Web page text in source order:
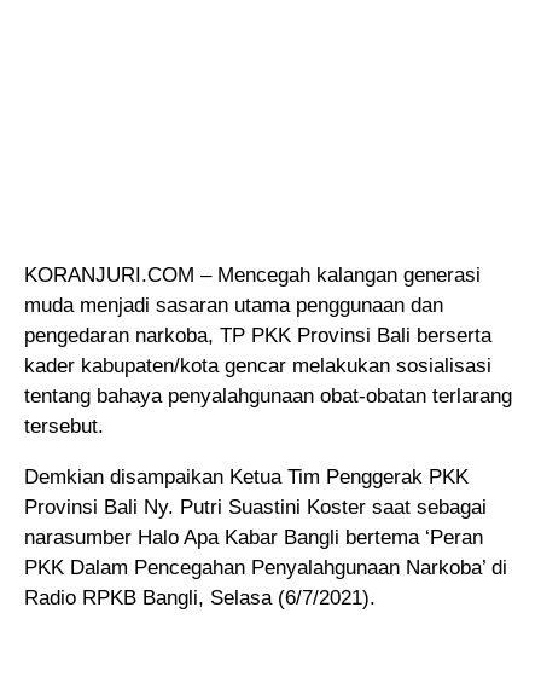
KORANJURI.COM – Mencegah kalangan generasi
muda menjadi sasaran utama penggunaan dan
pengedaran narkoba, TP PKK Provinsi Bali berserta
kader kabupaten/kota gencar melakukan sosialisasi
tentang bahaya penyalahgunaan obat-obatan terlarang
tersebut.
Demkian disampaikan Ketua Tim Penggerak PKK
Provinsi Bali Ny. Putri Suastini Koster saat sebagai
narasumber Halo Apa Kabar Bangli bertema ‘Peran
PKK Dalam Pencegahan Penyalahgunaan Narkoba’ di
Radio RPKB Bangli, Selasa (6/7/2021).